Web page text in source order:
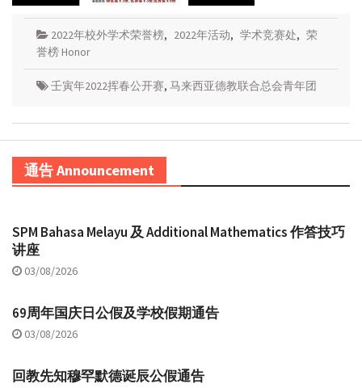
2022年校外学术荣誉榜, 2022年活动, 学术竞赛处, 荣
誉榜 Honor
壬寅年2022挥春公开赛, 马来西亚德教联合总会青年团
通告 Announcement
SPM Bahasa Melayu 及 Additional Mathematics 作答技巧
讲座
03/08/2026
69周年国庆日公假及学校假期通告
03/08/2026
回教先知穆罕默德诞辰公假通告